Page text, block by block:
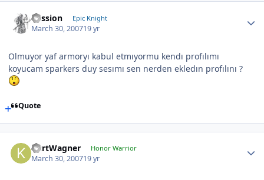
Passion Epic Knight
March 30, 200719 yr
Olmuyor yaf armoryı kabul etmıyormu kendı profılımı
koyucam sparkers duy sesımı sen nerden ekledın profılını ?
Quote
KurtWagner Honor Warrior
March 30, 200719 yr